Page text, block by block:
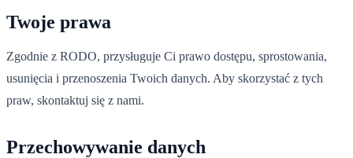
Twoje prawa
Zgodnie z RODO, przysługuje Ci prawo dostępu, sprostowania,
usunięcia i przenoszenia Twoich danych. Aby skorzystać z tych
praw, skontaktuj się z nami.
Przechowywanie danych